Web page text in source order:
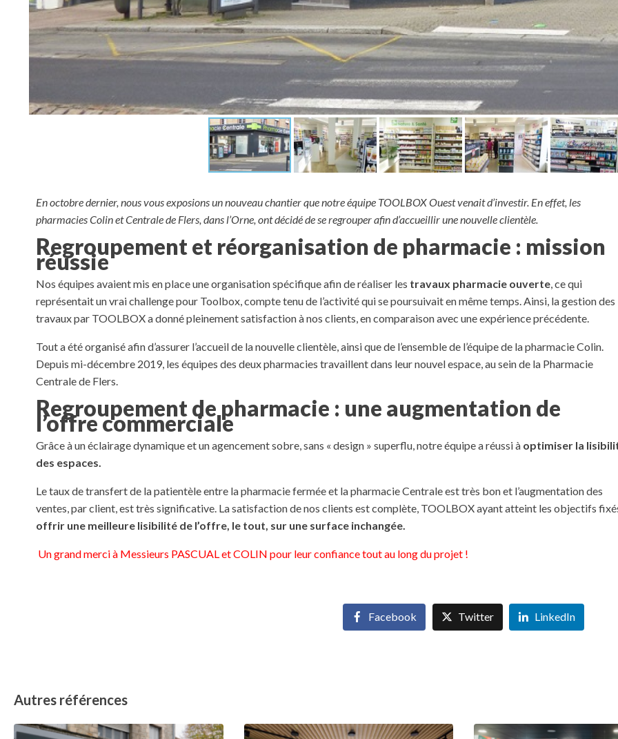
En octobre dernier, nous vous exposions un nouveau chantier que notre équipe TOOLBOX Ouest venait d’investir. En effet, les
pharmacies Colin et Centrale de Flers, dans l’Orne, ont décidé de se regrouper afin d’accueillir une nouvelle clientèle.
Regroupement et réorganisation de pharmacie : mission
réussie
Nos équipes avaient mis en place une organisation spécifique afin de réaliser les travaux pharmacie ouverte, ce qui
représentait un vrai challenge pour Toolbox, compte tenu de l’activité qui se poursuivait en même temps. Ainsi, la gestion des
travaux par TOOLBOX a donné pleinement satisfaction à nos clients, en comparaison avec une expérience précédente.
Tout a été organisé afin d’assurer l’accueil de la nouvelle clientèle, ainsi que de l’ensemble de l’équipe de la pharmacie Colin.
Depuis mi-décembre 2019, les équipes des deux pharmacies travaillent dans leur nouvel espace, au sein de la Pharmacie
Centrale de Flers.
Regroupement de pharmacie : une augmentation de
l’offre commerciale
Grâce à un éclairage dynamique et un agencement sobre, sans « design » superflu, notre équipe a réussi à optimiser la
des espaces.
Le taux de transfert de la patientèle entre la pharmacie fermée et la pharmacie Centrale est très bon et l’augmentation des
ventes, par client, est très significative. La satisfaction de nos clients est complète, TOOLBOX ayant atteint les objectifs
offrir une meilleure lisibilité de l’offre, le tout, sur une surface inchangée.
Un grand merci à Messieurs PASCUAL et COLIN pour leur confiance tout au long du projet !
Facebook Twitter LinkedIn
Autres références